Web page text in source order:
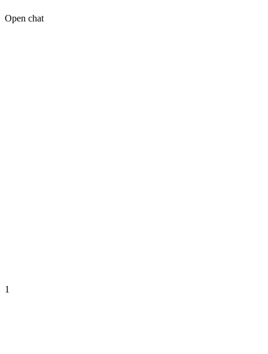
Open chat
1